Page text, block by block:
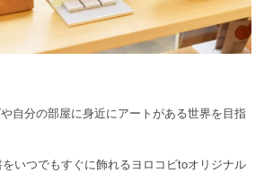
自分の部屋に身近にアートがある世界を目指
いつでもすぐに飾れるヨロコビtoオリジナル